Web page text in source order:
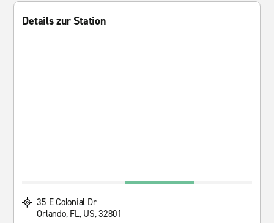
Details zur Station
35 E Colonial Dr
Orlando, FL, US, 32801